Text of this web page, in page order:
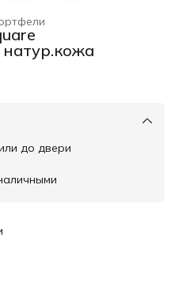
натур.кожа
до двери